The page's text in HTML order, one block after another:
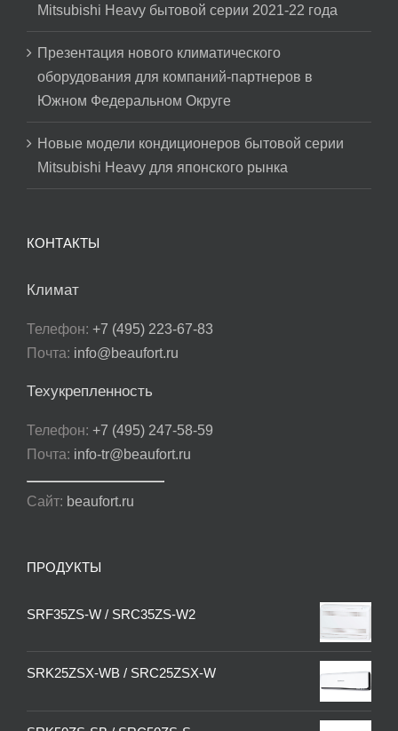
Mitsubishi Heavy бытовой серии 2021-22 года
Презентация нового климатического
оборудования для компаний-партнеров в
Южном Федеральном Округе
Новые модели кондиционеров бытовой серии
Mitsubishi Heavy для японского рынка
КОНТАКТЫ
Климат
Телефон: +7 (495) 223-67-83
Почта: info@beaufort.ru
Техукрепленность
Телефон: +7 (495) 247-58-59
Почта: info-tr@beaufort.ru
Сайт: beaufort.ru
ПРОДУКТЫ
SRF35ZS-W / SRC35ZS-W2
SRK25ZSX-WB / SRC25ZSX-W